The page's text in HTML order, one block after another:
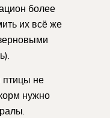
более
их всё же
птицы не
нужно